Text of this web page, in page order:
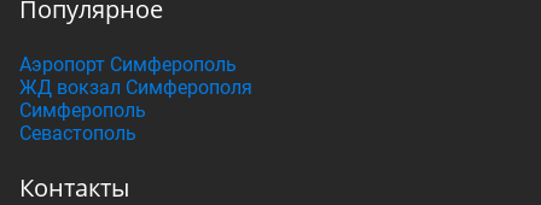
Популярное
Аэропорт Симферополь
ЖД вокзал Симферополя
Симферополь
Севастополь
Контакты